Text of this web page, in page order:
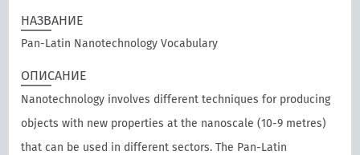
НАЗВАНИЕ
Pan-Latin Nanotechnology Vocabulary
ОПИСАНИЕ
Nanotechnology involves different techniques for producing
objects with new properties at the nanoscale (10-9 metres)
that can be used in different sectors. The Pan-Latin